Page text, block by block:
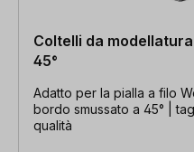
Coltelli da
45°
Adatto per la pialla a filo
bordo smussato a 45° |
qualità